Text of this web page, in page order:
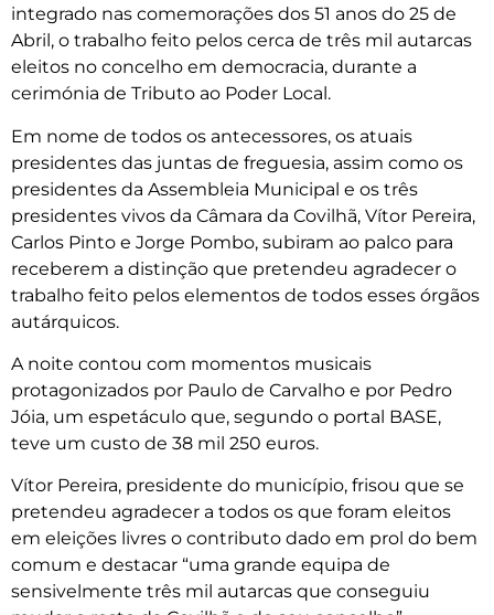
integrado nas comemorações dos 51 anos do 25 de
Abril, o trabalho feito pelos cerca de três mil autarcas
eleitos no concelho em democracia, durante a
cerimónia de Tributo ao Poder Local.
Em nome de todos os antecessores, os atuais
presidentes das juntas de freguesia, assim como os
presidentes da Assembleia Municipal e os três
presidentes vivos da Câmara da Covilhã, Vítor Pereira,
Carlos Pinto e Jorge Pombo, subiram ao palco para
receberem a distinção que pretendeu agradecer o
trabalho feito pelos elementos de todos esses órgãos
autárquicos.
A noite contou com momentos musicais
protagonizados por Paulo de Carvalho e por Pedro
Jóia, um espetáculo que, segundo o portal BASE,
teve um custo de 38 mil 250 euros.
Vítor Pereira, presidente do município, frisou que se
pretendeu agradecer a todos os que foram eleitos
em eleições livres o contributo dado em prol do bem
comum e destacar “uma grande equipa de
sensivelmente três mil autarcas que conseguiu